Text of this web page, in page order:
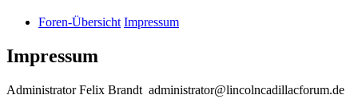
Foren-Übersicht Impressum
Impressum
Administrator Felix Brandt administrator@lincolncadillacforum.de